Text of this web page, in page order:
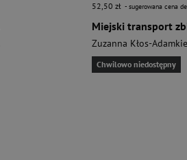
52,50 zł - sugerowana cena
Zuzanna Kłos-
Chwilowo niedostępny